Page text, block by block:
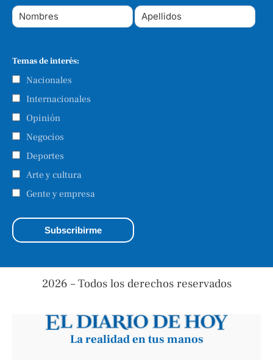
Temas de interés:
Nacionales
Internacionales
Opinión
Negocios
Deportes
Arte y cultura
Gente y empresa
2026 – Todos los derechos reservados
La realidad en tus manos